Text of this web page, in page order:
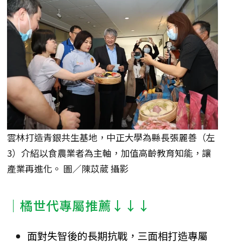
雲林打造青銀共生基地，中正大學為縣長張麗善（左
3）介紹以食農業者為主軸，加值高齡教育知能，讓
產業再進化。 圖／陳苡葳 攝影
｜橘世代專屬推薦↓↓↓
面對失智後的長期抗戰，三面相打造專屬